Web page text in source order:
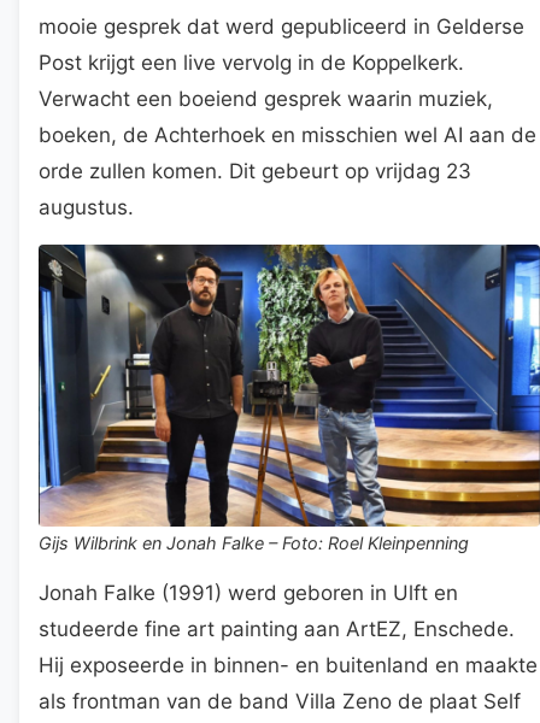
mooie gesprek dat werd gepubliceerd in Gelderse
Post krijgt een live vervolg in de Koppelkerk.
Verwacht een boeiend gesprek waarin muziek,
boeken, de Achterhoek en misschien wel AI aan de
orde zullen komen. Dit gebeurt op vrijdag 23
augustus.
Gijs Wilbrink en Jonah Falke – Foto: Roel Kleinpenning
Jonah Falke (1991) werd geboren in Ulft en
studeerde fine art painting aan ArtEZ, Enschede.
Hij exposeerde in binnen- en buitenland en maakte
als frontman van de band Villa Zeno de plaat Self